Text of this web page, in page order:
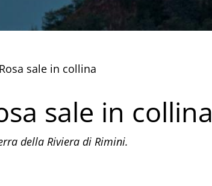
sale in collina
sale in collina
della Riviera di Rimini.